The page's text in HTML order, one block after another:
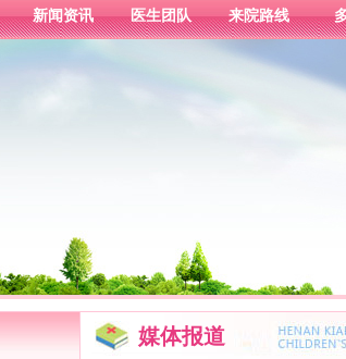
新闻资讯 医生团队 来院路线
媒体报道